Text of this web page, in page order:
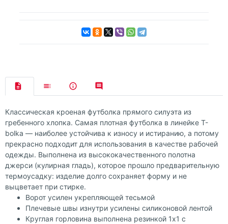
Классическая кроеная футболка прямого силуэта из
гребенного хлопка. Самая плотная футболка в линейке T-
bolka — наиболее устойчива к износу и истиранию, а потому
прекрасно подходит для использования в качестве рабочей
одежды. Выполнена из высококачественного полотна
джерси (кулирная гладь), которое прошло предварительную
термоусадку: изделие долго сохраняет форму и не
выцветает при стирке.
Ворот усилен укрепляющей тесьмой
Плечевые швы изнутри усилены силиконовой лентой
Круглая горловина выполнена резинкой 1x1 с